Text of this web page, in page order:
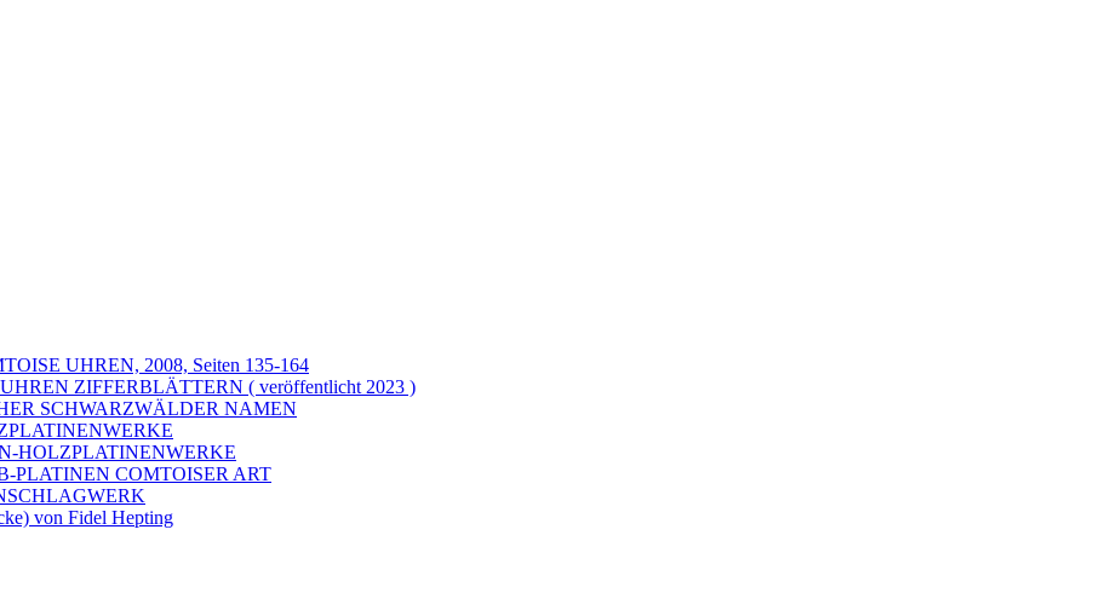
UHREN, 2008, Seiten 135-164
ZIFFERBLÄTTERN ( veröffentlicht 2023 )
SCHWARZWÄLDER NAMEN
HOLZPLATINENWERKE
PLATINEN COMTOISER ART
von Fidel Hepting